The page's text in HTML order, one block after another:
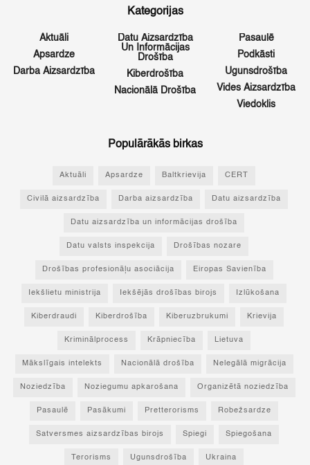
Kategorijas
Aktuāli
Apsardze
Darba Aizsardzība
Datu Aizsardzība
Un Informācijas
Drošība
Kiberdrošība
Nacionālā Drošība
Pasaulē
Podkāsti
Ugunsdrošība
Vides Aizsardzība
Viedoklis
Populārākās birkas
Aktuāli Apsardze Baltkrievija CERT
Civilā aizsardzība Darba aizsardzība Datu aizsardzība
Datu aizsardzība un informācijas drošība
Datu valsts inspekcija Drošības nozare
Drošības profesionāļu asociācija Eiropas Savienība
Iekšlietu ministrija Iekšējās drošības birojs Izlūkošana
Kiberdraudi Kiberdrošība Kiberuzbrukumi Krievija
Kriminālprocess Krāpniecība Lietuva
Mākslīgais intelekts Nacionālā drošība Nelegālā migrācija
Noziedzība Noziegumu apkarošana Organizētā noziedzība
Pasaulē Pasākumi Pretterorisms Robežsardze
Satversmes aizsardzības birojs Spiegi Spiegošana
Terorisms Ugunsdrošība Ukraina